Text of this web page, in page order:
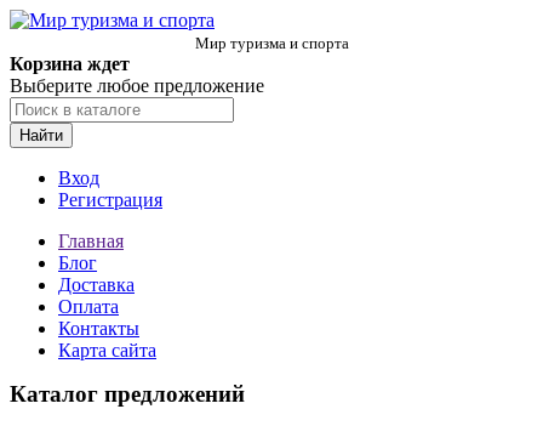
Мир туризма и спорта
Корзина ждет
Выберите любое предложение
Найти
Вход
Регистрация
Главная
Блог
Доставка
Оплата
Контакты
Карта сайта
Каталог предложений